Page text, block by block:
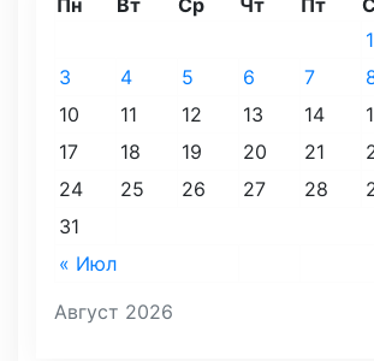
Август 2026
Пн Вт Ср Чт Пт
« Июл
1
3
4 5 6 7
10
11 12 13 14
17
18 19 20 21
24
25 26 27 28
31